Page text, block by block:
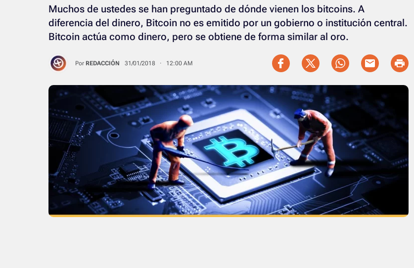
Muchos de ustedes se han preguntado de dónde vienen los bitcoins. A
diferencia del dinero, Bitcoin no es emitido por un gobierno o institución central.
Bitcoin actúa como dinero, pero se obtiene de forma similar al oro.
Por REDACCIÓN 31/01/2018 · 12:00 AM